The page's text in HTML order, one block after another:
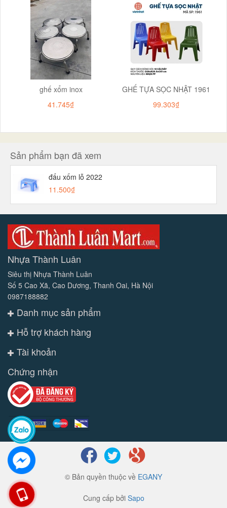
ghế xổm inox
41.745₫
GHẾ TỰA SỌC NHẬT 1961
99.303₫
Sản phẩm bạn đã xem
đẩu xổm lỗ 2022
11.500₫
Nhựa Thành Luân
Siêu thị Nhựa Thành Luân
Số 5 Cao Xã, Cao Dương, Thanh Oai, Hà Nội
0987188882
Danh mục sản phẩm
Hỗ trợ khách hàng
Tài khoản
Chứng nhận
© Bản quyền thuộc về EGANY
Cung cấp bởi Sapo